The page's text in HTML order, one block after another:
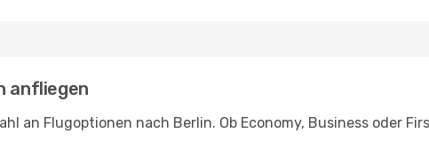
anfliegen
an Flugoptionen nach Berlin. Ob Economy, Business oder